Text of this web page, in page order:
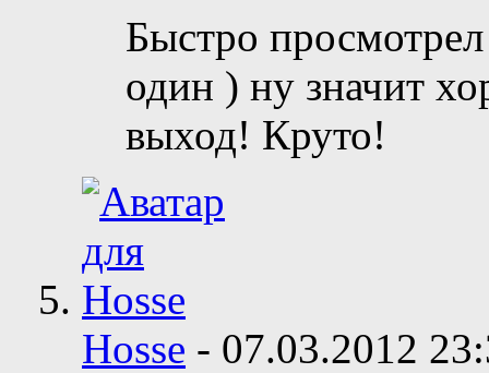
Быстро
один ) ну значит
выход! Круто!
Hosse - 07.03.2012